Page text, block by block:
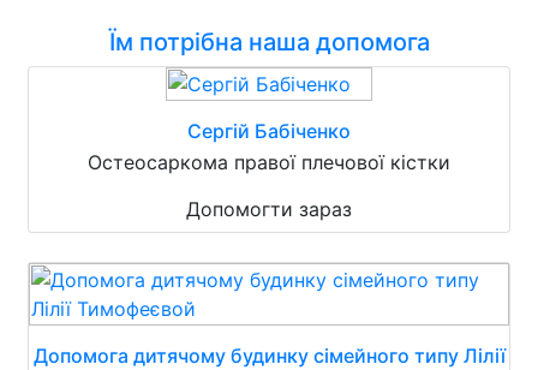
Їм потрібна наша допомога
Сергій Бабіченко
Остеосаркома правої плечової кістки
Допомогти зараз
Допомога дитячому будинку сімейного типу Лілії